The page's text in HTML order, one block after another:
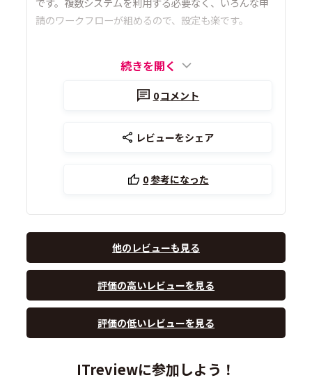
請のワークフローが組めるので、設定も楽です。
続きを開く
0コメント
レビューをシェア
0参考になった
他のレビューも見る
評価の高いレビューを見る
評価の低いレビューを見る
ITreviewに参加しよう！